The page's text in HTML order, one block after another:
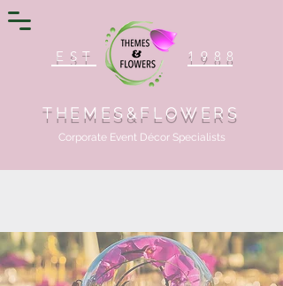
EST 1988
THEMES&FLOWERS
Corporate Event Décor Specialists